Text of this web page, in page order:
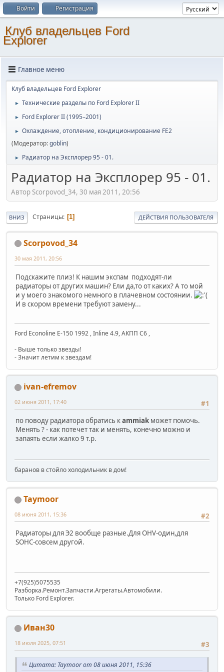
Войти Регистрация
Клуб владельцев Ford
Explorer
Главное меню
Клуб владельцев Ford Explorer
► Технические разделы по Ford Explorer II
► Ford Explorer II (1995–2001)
►
Охлаждение, отопление, кондиционирование FE2
(Модератор:goblin)
► Радиатор на Эксплорер 95 - 01.
Радиатор на Эксплорер 95 - 01.
Автор Scorpovod_34, 30 мая 2011, 20:56
ВНИЗ Страницы 1 ДЕЙСТВИЯ ПОЛЬЗОВАТЕЛЯ
Scorpovod_34
30 мая 2011, 20:56
Подскажите плиз! К нашим экспам подходят-ли
радиаторы от других машин? Ели да,то от каких? А то мой
и у моего знакомого немного в плачевном состоянии.
И в скором времени требуют замену...
Ford Econoline E-150 1992 , Inline 4.9, АКПП C6 ,
- Выше только звезды!
- Значит летим к звездам!
ivan-efremov
#1
02 июня 2011, 17:40
по поводу радиатора обратись кammiak может помочь.
Менять ? - как потечет так и менять, конечно можно и
запаять если жалко 9 т.р.
баранов в стойло холодильник в дом!
Taymoor
#2
08 июня 2011, 15:36
Радиаторы для Э2 вообще разные.Для OHV-один,для
SOHC-совсем другой.
+7(925)5075535
Разборка.Ремонт.Запчасти.Агрегаты.Автомобили.
Только Ford Explorer.
Иван30
#3
18 июля 2025, 07:51
Цитата: Taymoor от 08 июня 2011, 15:36